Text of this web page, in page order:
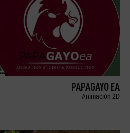
PAPAGAYO EA
Animación 2D